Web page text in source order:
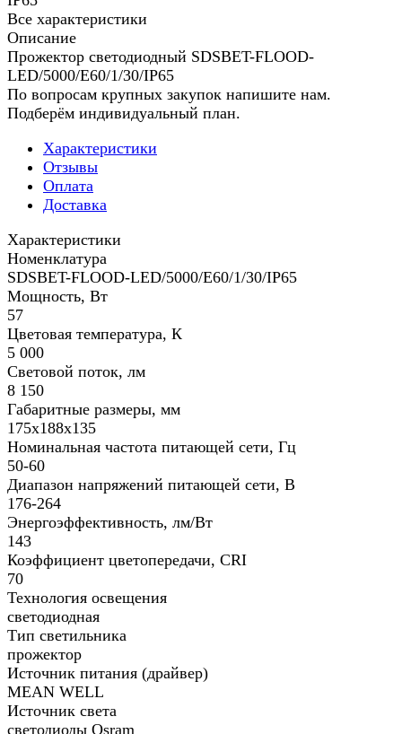
Все характеристики
Описание
Прожектор светодиодный SDSBET-FLOOD-
LED/5000/E60/1/30/IP65
По вопросам крупных закупок напишите нам.
Подберём индивидуальный план.
Характеристики
Отзывы
Оплата
Доставка
Характеристики
Номенклатура
SDSBET-FLOOD-LED/5000/E60/1/30/IP65
Мощность, Вт
57
Цветовая температура, К
5 000
Световой поток, лм
8 150
Габаритные размеры, мм
175х188х135
Номинальная частота питающей сети, Гц
50-60
Диапазон напряжений питающей сети, В
176-264
Энергоэффективность, лм/Вт
143
Коэффициент цветопередачи, CRI
70
Технология освещения
светодиодная
Тип светильника
прожектор
Источник питания (драйвер)
MEAN WELL
Источник света
светодиоды Osram